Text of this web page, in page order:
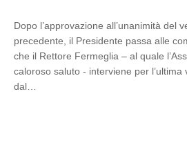
Dopo l’approvazione all’unanimità del
precedente, il Presidente passa alle
che il Rettore Fermeglia – al quale
caloroso saluto - interviene per l’ultima
dal…